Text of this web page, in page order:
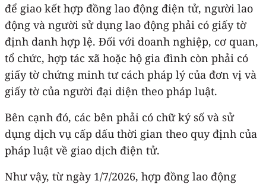
để giao kết hợp đồng lao động điện tử, người lao
động và người sử dụng lao động phải có giấy tờ
định danh hợp lệ. Đối với doanh nghiệp, cơ quan,
tổ chức, hợp tác xã hoặc hộ gia đình còn phải có
giấy tờ chứng minh tư cách pháp lý của đơn vị và
giấy tờ của người đại diện theo pháp luật.
Bên cạnh đó, các bên phải có chữ ký số và sử
dụng dịch vụ cấp dấu thời gian theo quy định của
pháp luật về giao dịch điện tử.
Như vậy, từ ngày 1/7/2026, hợp đồng lao động